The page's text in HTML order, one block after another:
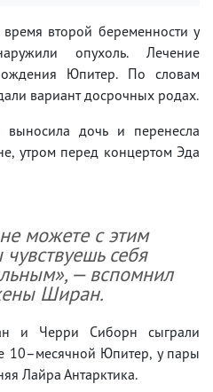
второй беременности у
опухоль. Лечение
Юпитер. По словам
вариант досрочных родах.
дочь и перенесла
утром перед концертом Эда
можете с этим
чувствуешь себя
— вспомнил
Ширан.
и Черри Сиборн сыграли
10–месячной Юпитер, у пары
Лайра Антарктика.